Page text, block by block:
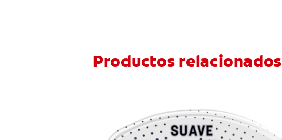
Productos relacionados